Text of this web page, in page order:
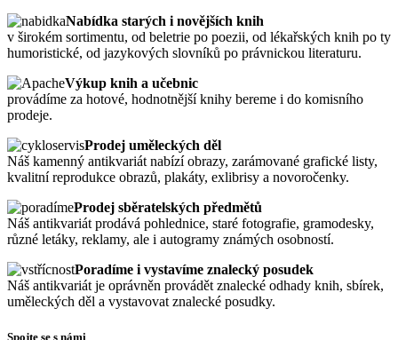
Nabídka starých i novějších knih
v širokém sortimentu, od beletrie po poezii, od lékařských knih po ty
humoristické, od jazykových slovníků po právnickou literaturu.
Výkup knih a učebnic
provádíme za hotové, hodnotnější knihy bereme i do komisního
prodeje.
Prodej uměleckých děl
Náš kamenný antikvariát nabízí obrazy, zarámované grafické listy,
kvalitní reprodukce obrazů, plakáty, exlibrisy a novoročenky.
Prodej sběratelských předmětů
Náš antikvariát prodává pohlednice, staré fotografie, gramodesky,
různé letáky, reklamy, ale i autogramy známých osobností.
Poradíme i vystavíme znalecký posudek
Náš antikvariát je oprávněn provádět znalecké odhady knih, sbírek,
uměleckých děl a vystavovat znalecké posudky.
Spojte se s námi